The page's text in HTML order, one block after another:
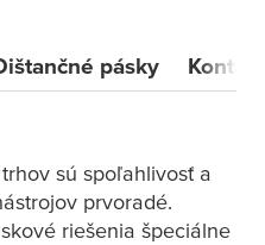
pásky Kontakt
sú spoľahlivosť a
prvoradé.
riešenia špeciálne